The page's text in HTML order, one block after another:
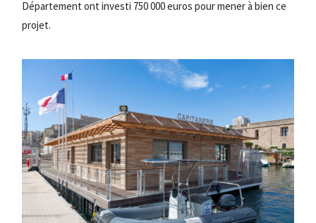
Département ont investi 750 000 euros pour mener à bien ce
projet.